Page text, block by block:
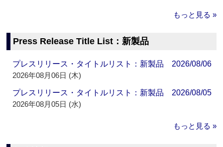
もっと見る »
Press Release Title List：新製品
プレスリリース・タイトルリスト：新製品 2026/08/06
2026年08月06日 (木)
プレスリリース・タイトルリスト：新製品 2026/08/05
2026年08月05日 (水)
もっと見る »